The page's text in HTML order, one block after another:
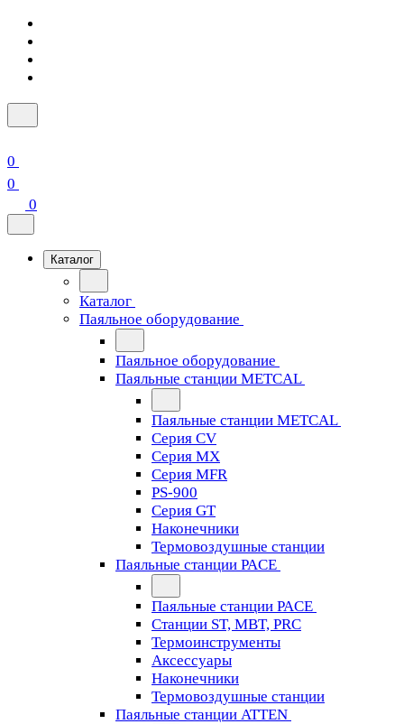
0
0
0
Каталог
Каталог
Паяльное оборудование
Паяльное оборудование
Паяльные станции METCAL
Паяльные станции METCAL
Серия CV
Серия MX
Серия MFR
PS-900
Серия GT
Наконечники
Термовоздушные станции
Паяльные станции PACE
Паяльные станции PACE
Станции ST, MBT, PRC
Термоинструменты
Аксессуары
Наконечники
Термовоздушные станции
Паяльные станции ATTEN